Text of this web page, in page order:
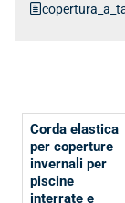
Corda elastica
per coperture
invernali per
piscine
interrate e